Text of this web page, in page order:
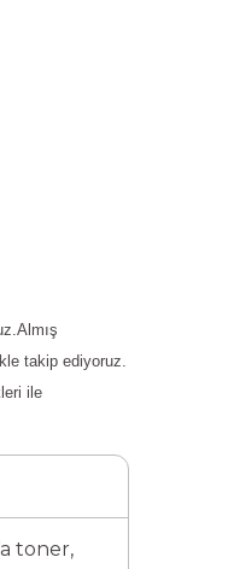
takip ediyoruz.
ile
toner,